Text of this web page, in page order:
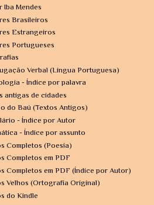
Iba Mendes
Brasileiros
Estrangeiros
Portugueses
Verbal (Língua Portuguesa)
- Índice por palavra
antigas de cidades
do Baú (Textos Antigos)
- Índice por Autor
- Índice por assunto
Completos (Poesia)
Completos em PDF
Completos em PDF (Índice por Autor)
Velhos (Ortografia Original)
do Kindle